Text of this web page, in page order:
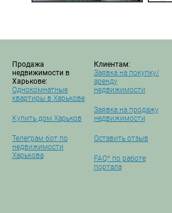
Продажа
недвижимости в
Харькове:
Однокомнатные
квартиры в Харькове
Купить дом Харьков
Телеграм бот по
недвижимости
Харькова
Клиентам:
Заявка на покупку/
аренду
недвижимости
Заявка на продажу
недвижимости
Оставить отзыв
FAQ* по работе
портала